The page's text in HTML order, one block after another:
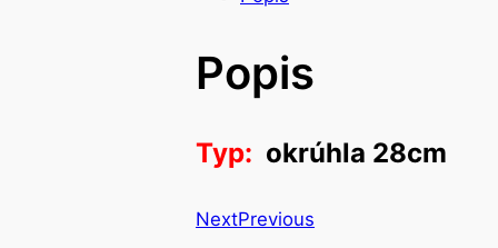
Popis
Typ: okrúhla 28cm
NextPrevious